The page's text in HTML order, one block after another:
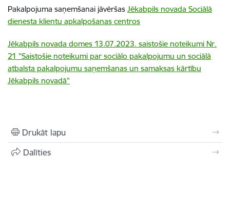
Pakalpojuma saņemšanai jāvēršas Jēkabpils novada Sociālā
dienesta klientu apkalpošanas centros
Jēkabpils novada domes 13.07.2023. saistošie noteikumi Nr.
21 "Saistošie noteikumi par sociālo pakalpojumu un sociālā
atbalsta pakalpojumu saņemšanas un samaksas kārtību
Jēkabpils novadā"
Drukāt lapu
Dalīties